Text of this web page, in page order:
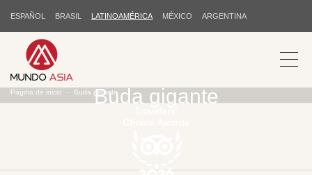
ESPAÑOL BRASIL LATINOAMÉRICA MÉXICO ARGENTINA
Buda gigante
Página de inicio Buda gigante